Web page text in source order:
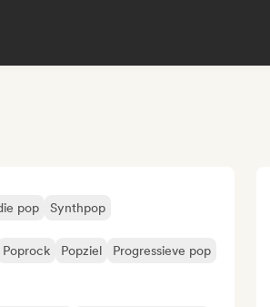
pop Synthpop
Poprock Popziel
Progressieve pop